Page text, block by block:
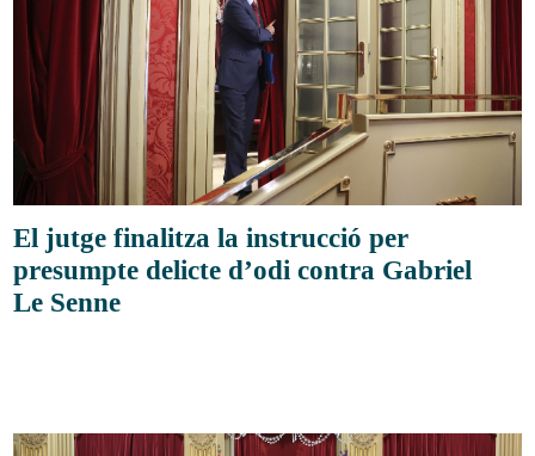
El jutge finalitza la instrucció per
presumpte delicte d’odi contra Gabriel
Le Senne